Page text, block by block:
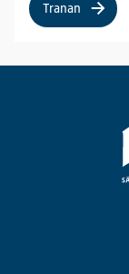
Tranan